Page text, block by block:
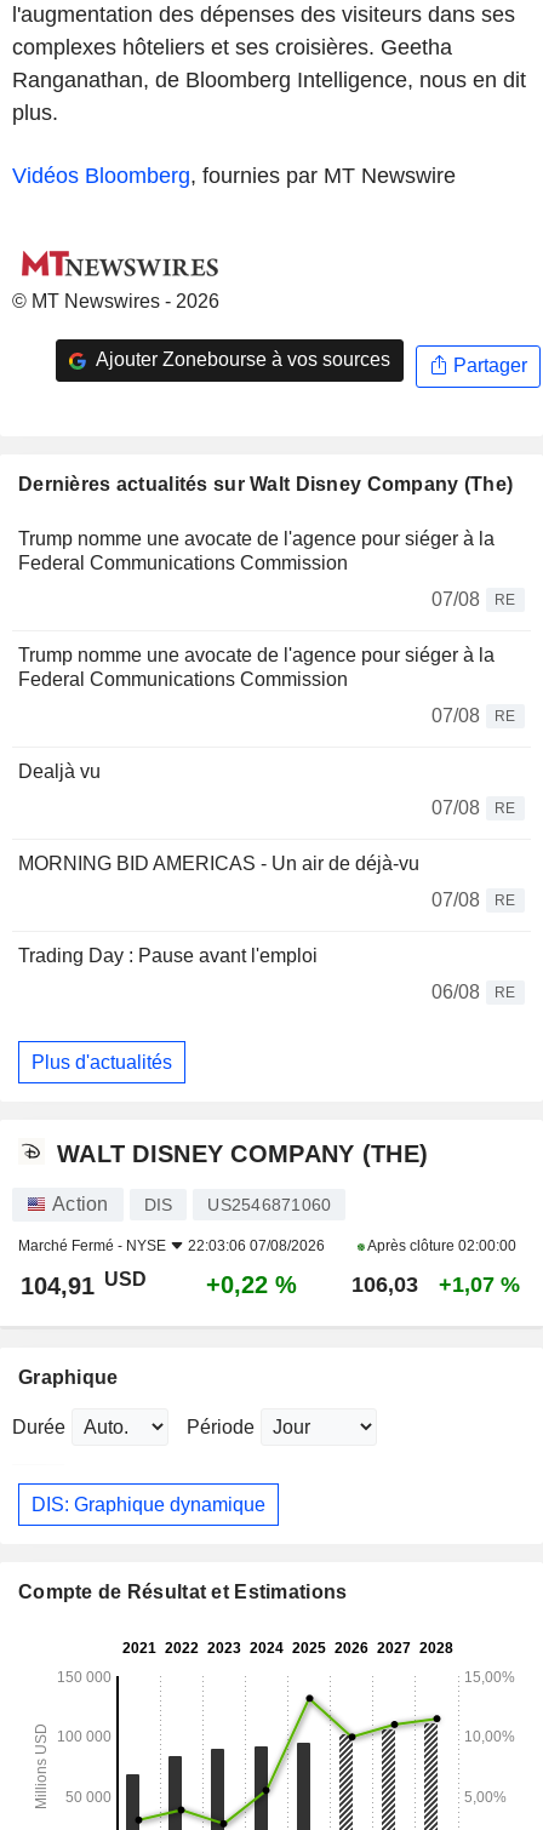
l'augmentation des dépenses des visiteurs dans ses
complexes hôteliers et ses croisières. Geetha
Ranganathan, de Bloomberg Intelligence, nous en dit
plus.
Vidéos Bloomberg, fournies par MT Newswire
© MT Newswires - 2026
Ajouter Zonebourse à vos sources Partager
Dernières actualités sur Walt Disney Company (The)
Trump nomme une avocate de l'agence pour siéger à la
Federal Communications Commission
07/08
RE
Trump nomme une avocate de l'agence pour siéger à la
Federal Communications Commission
07/08
RE
Dealjà vu
07/08
RE
MORNING BID AMERICAS - Un air de déjà-vu
07/08
RE
Trading Day : Pause avant l'emploi
06/08
RE
Plus d'actualités
WALT DISNEY COMPANY (THE)
Action DIS US2546871060
Marché Fermé - NYSE 22:03:06 07/08/2026 Après clôture 02:00:00
104,91 USD +0,22 % 106,03 +1,07 %
Graphique
Durée Période
DIS: Graphique dynamique
Compte de Résultat et Estimations